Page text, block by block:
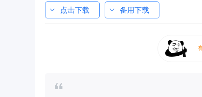
点击下载 备用下载